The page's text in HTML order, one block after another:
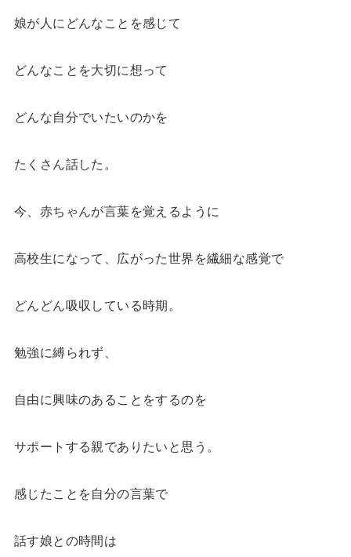
娘が人にどんなことを感じて
どんなことを大切に想って
どんな自分でいたいのかを
たくさん話した。
今、赤ちゃんが言葉を覚えるように
高校生になって、広がった世界を繊細な感覚で
どんどん吸収している時期。
勉強に縛られず、
自由に興味のあることをするのを
サポートする親でありたいと思う。
感じたことを自分の言葉で
話す娘との時間は